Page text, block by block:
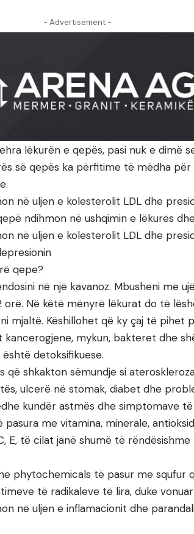
- Advertisement -
lëkurën e qepës, pasi nuk e dimë
së qepës ka përfitime të mëdha
në uljen e kolesterolit LDL dhe
ndihmon në ushqimin e lëkurës
në uljen e kolesterolit LDL dhe
qepe?
në një kavanoz. Mbusheni me
orë. Në këtë mënyrë lëkurat do të
mjaltë. Këshillohet që ky çaj të pihet
kancerogjene, mykun, bakteret dhe
detoksifikuese.
që shkakton sëmundje si
ulcerë në stomak, diabet dhe
kundër astmës dhe simptomave të
pasura me vitamina, minerale,
E, të cilat janë shumë të
phytochemicals të pasur me squfur
të radikaleve të lira, duke
në uljen e inflamacionit dhe